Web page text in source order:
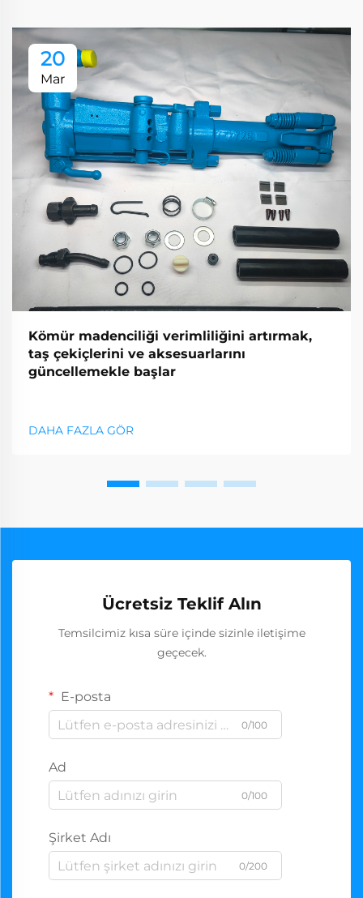
20
Mar
Kömür madenciliği verimliliğini artırmak,
taş çekiçlerini ve aksesuarlarını
güncellemekle başlar
DAHA FAZLA GÖR
Ücretsiz Teklif Alın
Temsilcimiz kısa süre içinde sizinle iletişime
geçecek.
E-posta
0/100
Ad
0/100
Şirket Adı
0/200